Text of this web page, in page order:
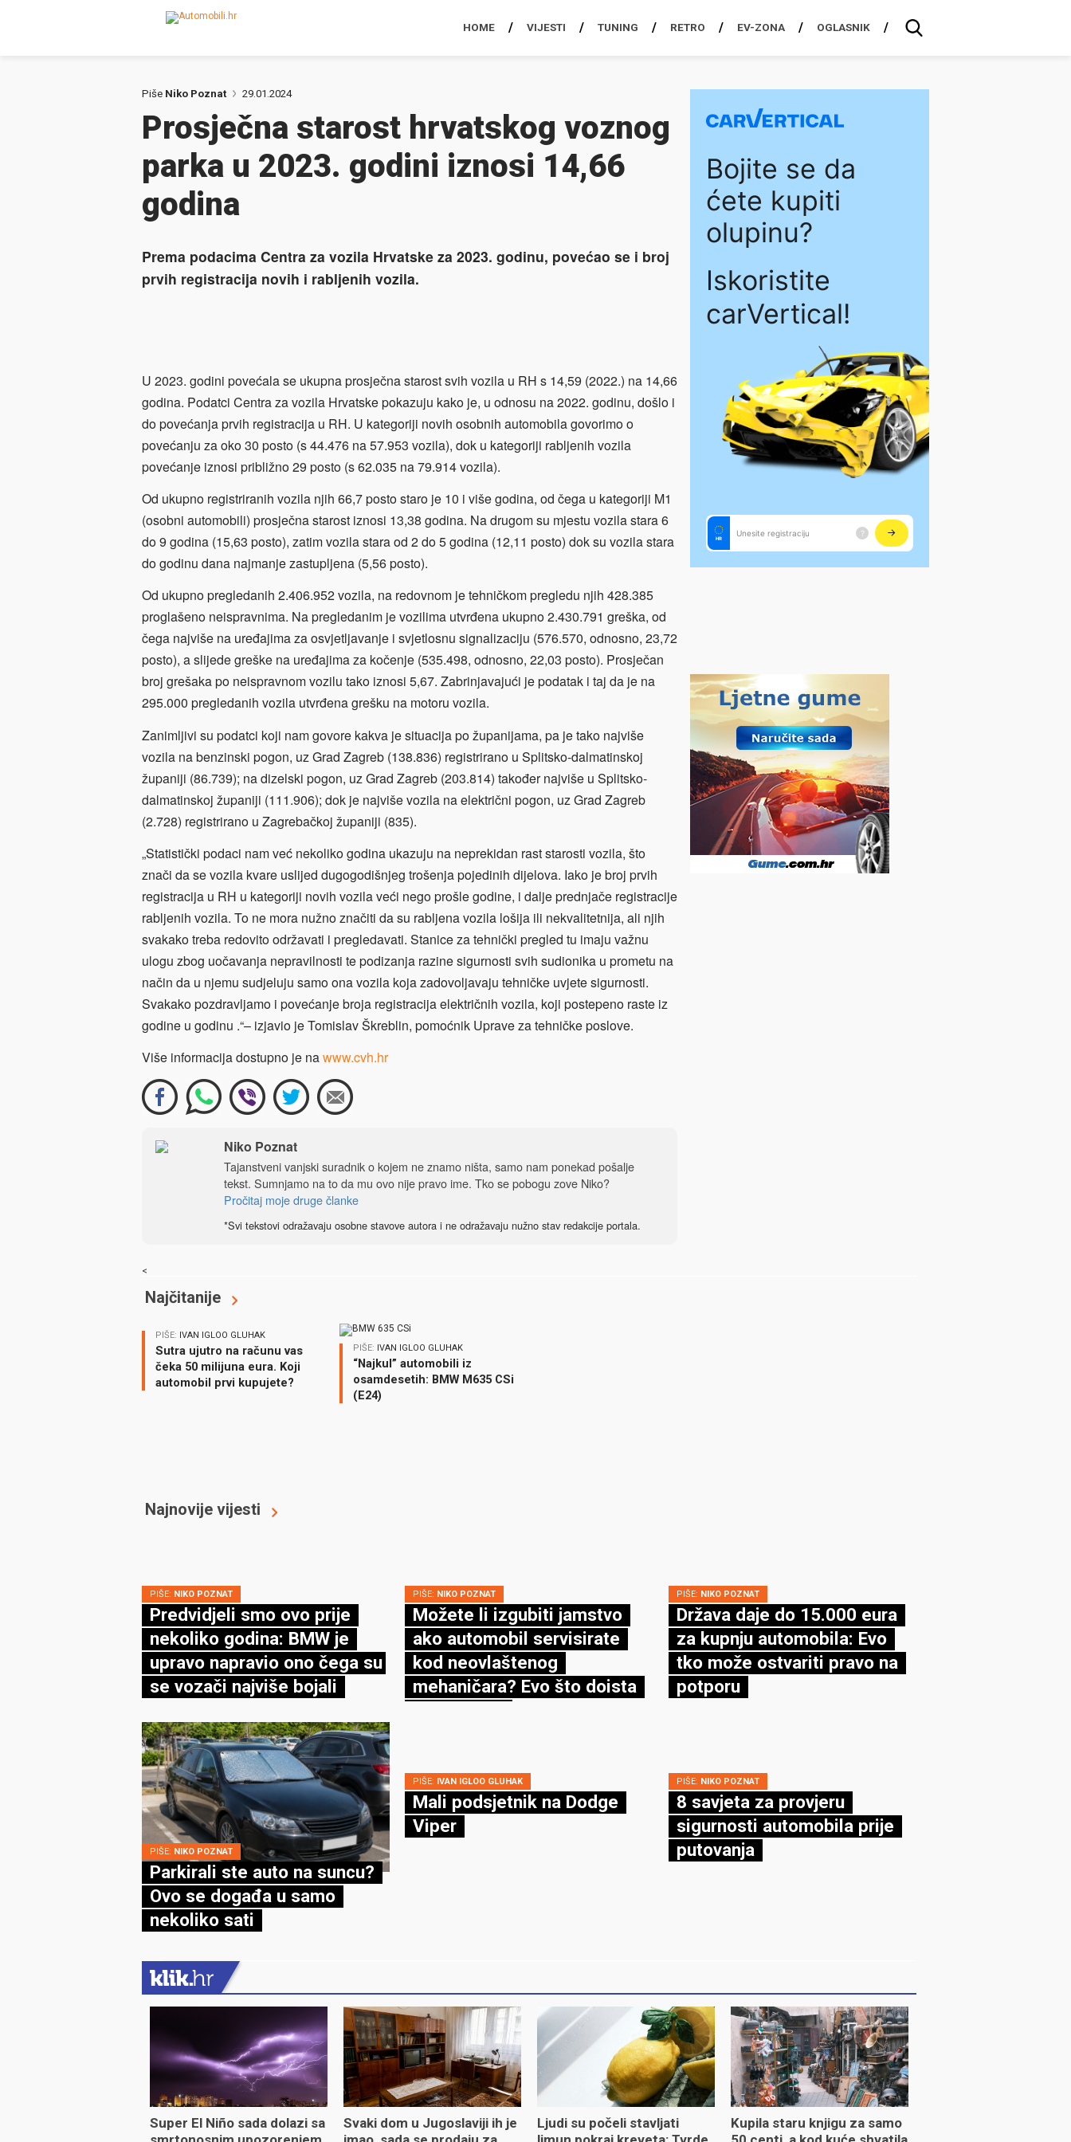
HOME VIJESTI TUNING RETRO EV-ZONA OGLASNIK
Piše Niko Poznat 29.01.2024
Prosječna starost hrvatskog voznog
parka u 2023. godini iznosi 14,66
godina
Prema podacima Centra za vozila Hrvatske za 2023. godinu, povećao se i broj
prvih registracija novih i rabljenih vozila.
U 2023. godini povećala se ukupna prosječna starost svih vozila u RH s 14,59 (2022.) na 14,66
godina. Podatci Centra za vozila Hrvatske pokazuju kako je, u odnosu na 2022. godinu, došlo i
do povećanja prvih registracija u RH. U kategoriji novih osobnih automobila govorimo o
povećanju za oko 30 posto (s 44.476 na 57.953 vozila), dok u kategoriji rabljenih vozila
povećanje iznosi približno 29 posto (s 62.035 na 79.914 vozila).
Od ukupno registriranih vozila njih 66,7 posto staro je 10 i više godina, od čega u kategoriji M1
(osobni automobili) prosječna starost iznosi 13,38 godina. Na drugom su mjestu vozila stara 6
do 9 godina (15,63 posto), zatim vozila stara od 2 do 5 godina (12,11 posto) dok su vozila stara
do godinu dana najmanje zastupljena (5,56 posto).
Od ukupno pregledanih 2.406.952 vozila, na redovnom je tehničkom pregledu njih 428.385
proglašeno neispravnima. Na pregledanim je vozilima utvrđena ukupno 2.430.791 greška, od
čega najviše na uređajima za osvjetljavanje i svjetlosnu signalizaciju (576.570, odnosno, 23,72
posto), a slijede greške na uređajima za kočenje (535.498, odnosno, 22,03 posto). Prosječan
broj grešaka po neispravnom vozilu tako iznosi 5,67. Zabrinjavajući je podatak i taj da je na
295.000 pregledanih vozila utvrđena grešku na motoru vozila.
Zanimljivi su podatci koji nam govore kakva je situacija po županijama, pa je tako najviše
vozila na benzinski pogon, uz Grad Zagreb (138.836) registrirano u Splitsko-dalmatinskoj
županiji (86.739); na dizelski pogon, uz Grad Zagreb (203.814) također najviše u Splitsko-
dalmatinskoj županiji (111.906); dok je najviše vozila na električni pogon, uz Grad Zagreb
(2.728) registrirano u Zagrebačkoj županiji (835).
„Statistički podaci nam već nekoliko godina ukazuju na neprekidan rast starosti vozila, što
znači da se vozila kvare uslijed dugogodišnjeg trošenja pojedinih dijelova. Iako je broj prvih
registracija u RH u kategoriji novih vozila veći nego prošle godine, i dalje prednjače registracije
rabljenih vozila. To ne mora nužno značiti da su rabljena vozila lošija ili nekvalitetnija, ali njih
svakako treba redovito održavati i pregledavati. Stanice za tehnički pregled tu imaju važnu
ulogu zbog uočavanja nepravilnosti te podizanja razine sigurnosti svih sudionika u prometu na
način da u njemu sudjeluju samo ona vozila koja zadovoljavaju tehničke uvjete sigurnosti.
Svakako pozdravljamo i povećanje broja registracija električnih vozila, koji postepeno raste iz
godine u godinu .“– izjavio je Tomislav Škreblin, pomoćnik Uprave za tehničke poslove.
Više informacija dostupno je nawww.cvh.hr
Niko Poznat
Tajanstveni vanjski suradnik o kojem ne znamo ništa, samo nam ponekad pošalje
tekst. Sumnjamo na to da mu ovo nije pravo ime. Tko se pobogu zove Niko?
Pročitaj moje druge članke
*Svi tekstovi odražavaju osobne stavove autora i ne odražavaju nužno stav redakcije portala.
<
Najčitanije
PIŠE: IVAN IGLOO GLUHAK
Sutra ujutro na računu vas
čeka 50 milijuna eura. Koji
automobil prvi kupujete?
PIŠE: IVAN IGLOO GLUHAK
“Najkul” automobili iz
osamdesetih: BMW M635 CSi
(E24)
Najnovije vijesti
PIŠE: NIKO POZNAT
Predvidjeli smo ovo prije
nekoliko godina: BMW je
upravo napravio ono čega su
se vozači najviše bojali
PIŠE: NIKO POZNAT
Možete li izgubiti jamstvo
ako automobil servisirate
kod neovlaštenog
mehaničara? Evo što doista
PIŠE: NIKO POZNAT
Država daje do 15.000 eura
za kupnju automobila: Evo
tko može ostvariti pravo na
potporu
PIŠE: NIKO POZNAT
Parkirali ste auto na suncu?
Ovo se događa u samo
nekoliko sati
PIŠE: IVAN IGLOO GLUHAK
Mali podsjetnik na Dodge
Viper
PIŠE: NIKO POZNAT
8 savjeta za provjeru
sigurnosti automobila prije
putovanja
Super El Niño sada dolazi sa
Svaki dom u Jugoslaviji ih je
Ljudi su počeli stavljati
Kupila staru knjigu za samo